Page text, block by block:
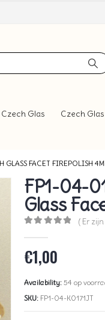
Czech Glas Czech
FACET FIREPOLISH
FP1-04-
Glass
( Er
€1,00
Availability: 54 op
SKU: FP1-04-K0171JT